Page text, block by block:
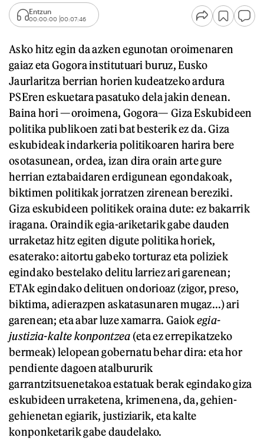
Entzun
00:00:00 00:07:46
Asko hitz egin da azken egunotan oroimenaren
gaiaz eta Gogora institutuari buruz, Eusko
Jaurlaritza berrian horien kudeatzeko ardura
PSEren eskuetara pasatuko dela jakin denean.
Baina hori —oroimena, Gogora— Giza Eskubideen
politika publikoen zati bat besterik ez da. Giza
eskubideak indarkeria politikoaren harira bere
osotasunean, ordea, izan dira orain arte gure
herrian eztabaidaren erdigunean egondakoak,
biktimen politikak jorratzen zirenean bereziki.
Giza eskubideen politikek oraina dute: ez bakarrik
iragana. Oraindik egia-ariketarik gabe dauden
urraketaz hitz egiten digute politika horiek,
esaterako: aitortu gabeko torturaz eta poliziek
egindako bestelako delitu larriez ari garenean;
ETAk egindako delituen ondorioaz (zigor, preso,
biktima, adierazpen askatasunaren mugaz...) ari
garenean; eta abar luze xamarra. Gaiokegia-
justizia-kalte konpontzea (eta ez errepikatzeko
bermeak) lelopean gobernatu behar dira: eta hor
pendiente dagoen atalbururik
garrantzitsuenetakoa estatuak berak egindako giza
eskubideen urraketena, krimenena, da, gehien-
gehienetan egiarik, justiziarik, eta kalte
konponketarik gabe daudelako.